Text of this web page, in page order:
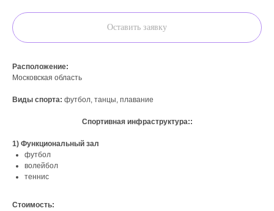
Оставить заявку
Расположение:
Московская область
Виды спорта: футбол, танцы, плавание
Спортивная инфраструктура::
1) Функциональный зал
футбол
волейбол
теннис
Стоимость: